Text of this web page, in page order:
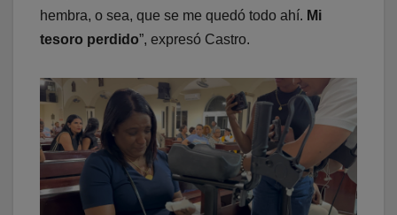
hembra, o sea, que se me quedó todo ahí. Mi
tesoro perdido”, expresó Castro.